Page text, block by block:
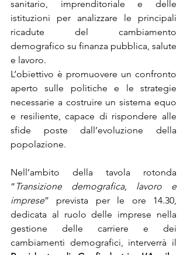
sanitario, imprenditoriale e delle
istituzioni per analizzare le principali
ricadute del cambiamento
demografico su finanza pubblica, salute
e lavoro.
L’obiettivo è promuovere un confronto
aperto sulle politiche e le strategie
necessarie a costruire un sistema equo
e resiliente, capace di rispondere alle
sfide poste dall’evoluzione della
popolazione.
Nell’ambito della tavola rotonda
“ Transizione demografica, lavoro e
imprese” prevista per le ore 14.30,
dedicata al ruolo delle imprese nella
gestione delle carriere e dei